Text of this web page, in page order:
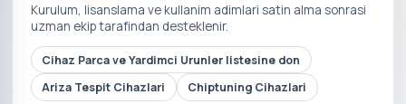
Kurulum, lisanslama ve kullanim adimlari satin alma sonrasi
uzman ekip tarafindan desteklenir.
Cihaz Parca ve Yardimci Urunler listesine don
Ariza Tespit Cihazlari
Chiptuning Cihazlari